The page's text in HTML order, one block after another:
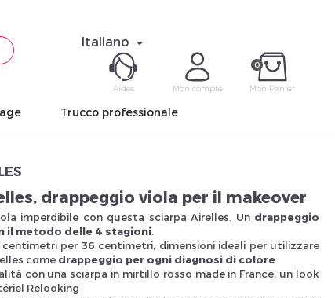
Italiano 
0
Mon Panier
Mon compte
Aides
Trucco professionale
drappeggio viola per il makeover
imperdibile con questa sciarpa Airelles. Un drappeggio
il metodo delle 4 stagioni.
centimetri per 36 centimetri, dimensioni ideali per utilizzare
come drappeggio per ogni diagnosi di colore.
con una sciarpa in mirtillo rosso made in France, un look
Relooking